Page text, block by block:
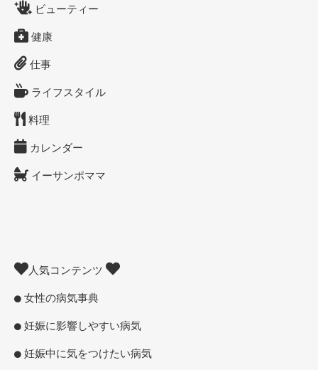
ビューティー
健康
仕事
ライフスタイル
料理
カレンダー
イーサンポママ
人気コンテンツ
女性の病気事典
妊娠に影響しやすい病気
妊娠中に気をつけたい病気